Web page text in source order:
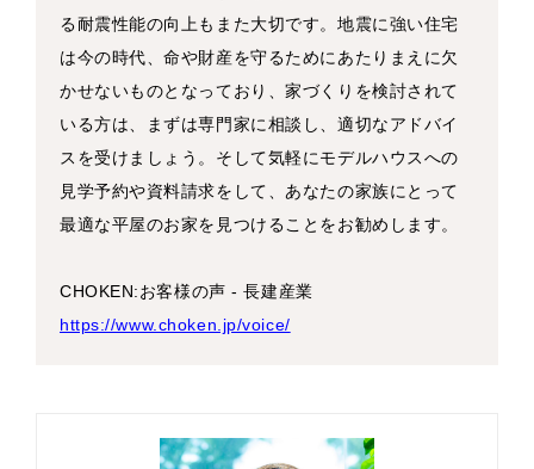
る耐震性能の向上もまた大切です。地震に強い住宅
は今の時代、命や財産を守るためにあたりまえに欠
かせないものとなっており、家づくりを検討されて
いる方は、まずは専門家に相談し、適切なアドバイ
スを受けましょう。そして気軽にモデルハウスへの
見学予約や資料請求をして、あなたの家族にとって
最適な平屋のお家を見つけることをお勧めします。
CHOKEN:お客様の声 - 長建産業
https://www.choken.jp/voice/